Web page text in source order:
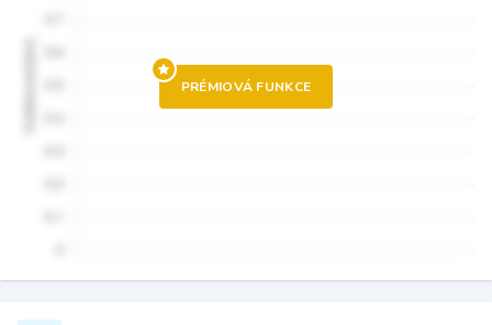
PRÉMIOVÁ FUNKCE